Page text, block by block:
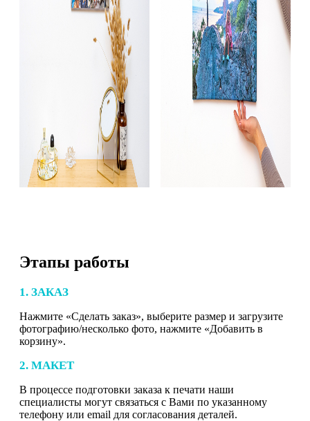
Этапы работы
1. ЗАКАЗ
Нажмите «Сделать заказ», выберите размер и загрузите
фотографию/несколько фото, нажмите «Добавить в
корзину».
2. МАКЕТ
В процессе подготовки заказа к печати наши
специалисты могут связаться с Вами по указанному
телефону или email для согласования деталей.